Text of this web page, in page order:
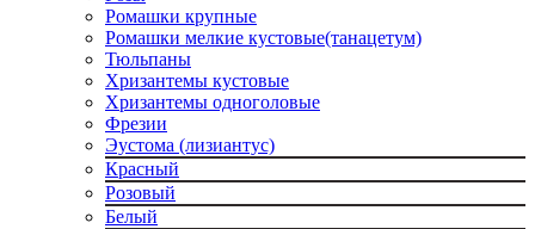
Ромашки крупные
Ромашки мелкие кустовые(танацетум)
Тюльпаны
Хризантемы кустовые
Хризантемы одноголовые
Фрезии
Эустома (лизиантус)
Красный
Розовый
Белый